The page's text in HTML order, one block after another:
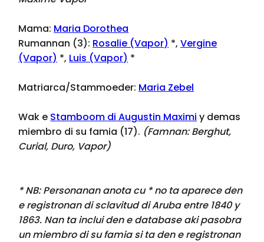
Mama: Maria Dorothea
Rumannan (3): Rosalie (Vapor) *,Vergine
(Vapor) *, Luis (Vapor) *
Matriarca/Stammoeder: Maria Zebel
Wak e Stamboom di Augustin Maximi y demas
miembro di su famia (17). (Famnan:Berghut,
Curial, Duro, Vapor)
* NB: Personanan anota cu * no ta aparece den
e registronan di sclavitud di Aruba entre 1840 y
1863. Nan ta inclui den e database aki pasobra
un miembro di su famia si ta den e registronan